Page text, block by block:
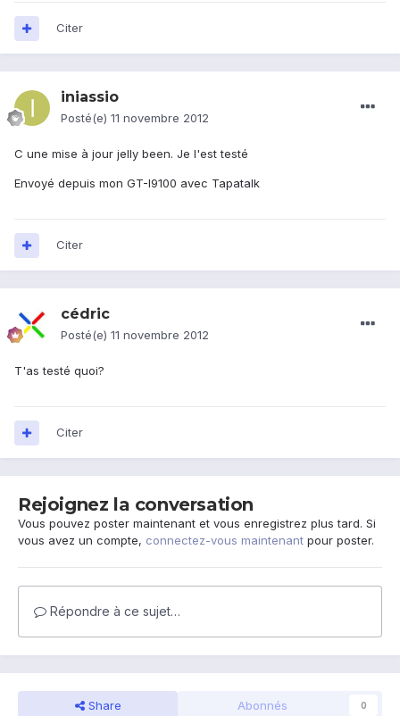
Citer
iniassio
Posté(e) 11 novembre 2012
C une mise à jour jelly been. Je l'est testé
Envoyé depuis mon GT-I9100 avec Tapatalk
Citer
cédric
Posté(e) 11 novembre 2012
T'as testé quoi?
Citer
Rejoignez la conversation
Vous pouvez poster maintenant et vous enregistrez plus tard. Si
vous avez un compte, connectez-vous maintenant pour poster.
Répondre à ce sujet…
Share Abonnés 0